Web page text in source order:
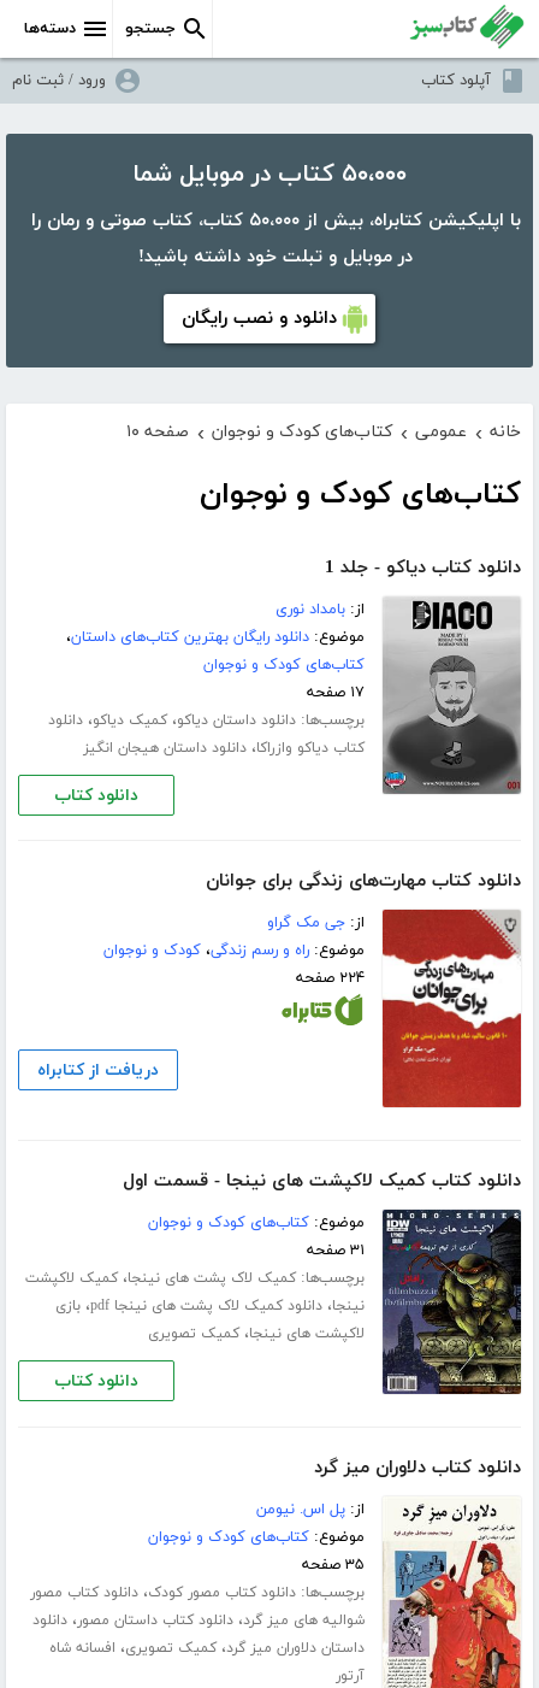
دسته‌ها جستجو
آپلود کتاب ورود / ثبت نام
۵۰،۰۰۰ کتاب در موبایل شما
با اپلیکیشن کتابراه، بیش از ۵۰،۰۰۰ کتاب، کتاب صوتی و رمان را
در موبایل و تبلت خود داشته باشید!
دانلود و نصب رایگان
خانه › عمومی › کتاب‌های کودک و نوجوان › صفحه ۱۰
کتاب‌های کودک و نوجوان
دانلود کتاب دیاکو - جلد 1
از:بامداد نوری
موضوع:دانلود رایگان بهترین کتاب‌های داستان،
کتاب‌های کودک و نوجوان
۱۷ صفحه
برچسب‌ها:دانلود داستان دیاکو،کمیک دیاکو،دانلود
کتاب دیاکو وازراکا،دانلود داستان هیجان انگیز
دانلود کتاب
دانلود کتاب مهارت‌هاى زندگى براى جوانان
از:جی مک گراو
موضوع:راه و رسم زندگی،کودک و نوجوان
۲۲۴ صفحه
دریافت از کتابراه
دانلود کتاب کمیک لاکپشت های نینجا - قسمت اول
موضوع:کتاب‌های کودک و نوجوان
۳۱ صفحه
برچسب‌ها:کمیک لاک پشت های نینجا،کمیک لاکپشت
نینجا،دانلود کمیک لاک پشت های نینجا pdf ،بازی
لاکپشت های نینجا،کمیک تصویری
دانلود کتاب
دانلود کتاب دلاوران میز گرد
از:پل اس. نیومن
موضوع:کتاب‌های کودک و نوجوان
۳۵ صفحه
برچسب‌ها:دانلود کتاب مصور کودک،دانلود کتاب مصور
شوالیه های میز گرد،دانلود کتاب داستان مصور،دانلود
داستان دلاوران میز گرد،کمیک تصویری، افسانه شاه
آرتور